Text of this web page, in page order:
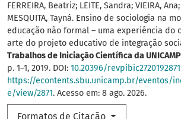
FERREIRA, Beatriz; LEITE, Sandra; VIEIRA,
MESQUITA, Tayná. Ensino de sociologia na
educação não formal – uma experiência do
arte do projeto educativo de integração
Trabalhos de Iniciação Científica da UNICAMP
p. 1–1, 2019. DOI: 10.20396/revpibic2720192871
https://econtents.sbu.unicamp.br/eventos/
e/view/2871. Acesso em: 8 ago. 2026.
Formatos de Citação